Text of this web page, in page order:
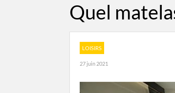
Quel
LOISIRS
27 juin 2021